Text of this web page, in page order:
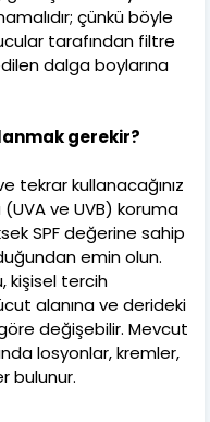
çünkü böyle
tarafından filtre
dalga boylarına
gerekir?
tekrar kullanacağınız
ve UVB) koruma
SPF değerine sahip
emin olun.
kişisel tercih
alanına ve derideki
değişebilir. Mevcut
losyonlar, kremler,
bulunur.